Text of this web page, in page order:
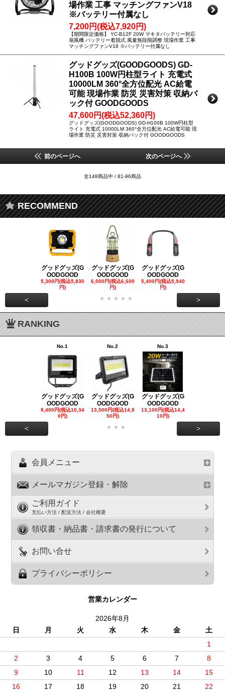
場作業 工事 マッチングファンV18
※バッテリー付属なし
7,200円(税込7,920円)
【期間限定価格】 YC-B12F 20W マキタバッテリー対応
扇風機 バッテリー着脱式 風量無段階調整 現場作業 工事
マッチングファンV18 ※バッテリー付属なし
グッドグッズ(GOODGOODS) GD-
H100B 100W円柱型ライト 充電式
10000LM 360°全方位配光 AC給電
可能 現場作業 防災 災害対策 収納バ
ック付 GOODGOODS
47,600円(税込52,360円)
グッドグッズ(GOODGOODS) GD-H100B 100W円柱型
ライト 充電式 10000LM 360°全方位配光 AC給電可能 現
場作業 防災 災害対策 収納バック付 GOODGOODS
前のページへ 次のページへ
全148商品中 / 81-96商品
RECOMMEND
グッドグッズ(G
OODGOOD
5,300円(税込5,830
円)
グッドグッズ(G
OODGOOD
6,000円(税込6,600
円)
グッドグッズ(G
OODGOOD
5,400円(税込5,940
円)
< >
RANKING
No.1
グッドグッズ(G
OODGOOD
9,400円(税込10,34
0円)
No.2
グッドグッズ(G
OODGOOD
13,500円(税込14,8
50円)
No.3
グッドグッズ(G
OODGOOD
13,100円(税込14,4
10円)
< >
会員メニュー
メールマガジン登録・解除
ご利用ガイド
支払い方法 / 配送方法 / 会社概要
領収書・納品書・請求書の発行について
お問い合せ
プライバシーポリシー
営業カレンダー
2026年8月
日
月 火 水 木 金
土
1
2
3 4 5 6 7
8
9
10 11 12 13 14
15
16
17 18 19 20 21 22